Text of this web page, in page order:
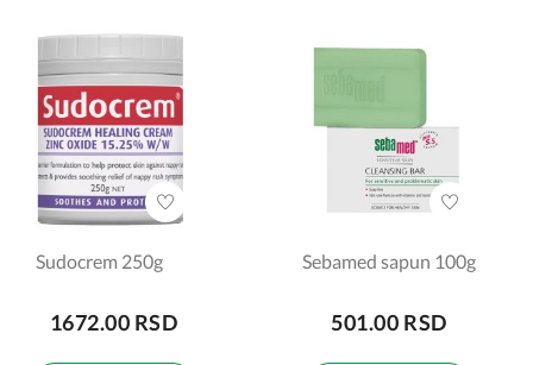
Sudocrem 250g
1672.00 RSD
Sebamed sapun 100g
501.00 RSD